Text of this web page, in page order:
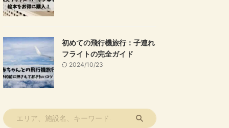
初めての飛行機旅行：子連れ
フライトの完全ガイド
2024/10/23